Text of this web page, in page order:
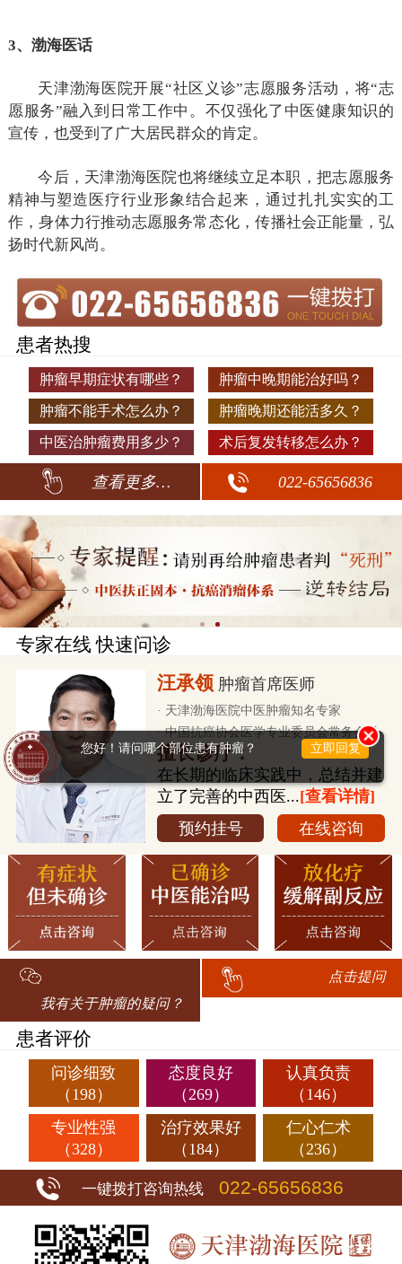
3、渤海医话
天津渤海医院开展“社区义诊”志愿服务活动，将“志
愿服务”融入到日常工作中。不仅强化了中医健康知识的
宣传，也受到了广大居民群众的肯定。
今后，天津渤海医院也将继续立足本职，把志愿服务
精神与塑造医疗行业形象结合起来，通过扎扎实实的工
作，身体力行推动志愿服务常态化，传播社会正能量，弘
扬时代新风尚。
患者热搜
肿瘤早期症状有哪些？
肿瘤不能手术怎么办？
中医治肿瘤费用多少？
肿瘤中晚期能治好吗？
肿瘤晚期还能活多久？
术后复发转移怎么办？
查看更多… 022-65656836
专家在线 快速问诊
汪承领 肿瘤首席医师
· 天津渤海医院中医肿瘤知名专家
· 中国抗癌协会医学专业委员会常务会员
擅长诊疗：
在长期的临床实践中，总结并建
立了完善的中西医...[查看详情]
预约挂号
在线咨询
我有关于肿瘤的疑问？
点击提问
患者评价
问诊细致
（198）
态度良好
（269）
认真负责
（146）
专业性强
（328）
治疗效果好
（184）
仁心仁术
（236）
一键拨打咨询热线 022-65656836
您好！请问哪个部位患有肿瘤？ 立即回复